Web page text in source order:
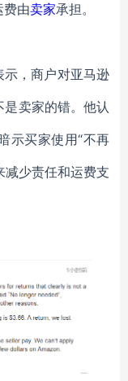
费由卖家承担。
，商户对亚马逊
卖家的错。他认
示买家使用“不再
减少责任和运费支